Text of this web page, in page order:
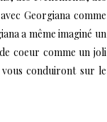
Georgiana comme
a même imaginé un
coeur comme un joli
conduiront sur le